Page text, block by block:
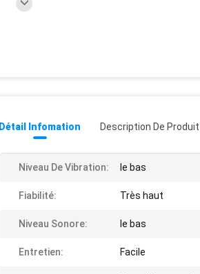
Détail Infomation Description De Produit
Niveau De Vibration: le bas
Fiabilité: Très haut
Niveau Sonore: le bas
Entretien: Facile